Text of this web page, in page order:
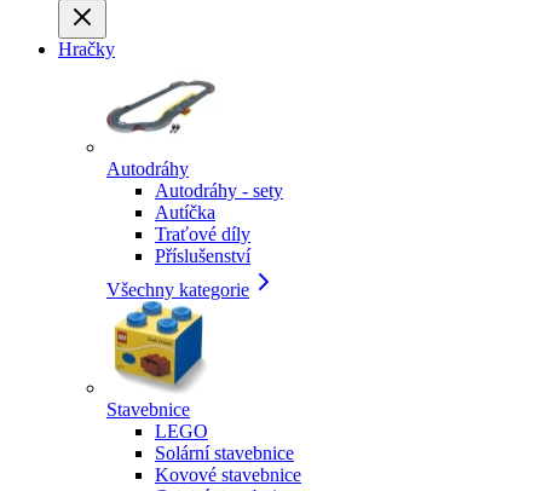
Hračky
Autodráhy
Autodráhy - sety
Autíčka
Traťové díly
Příslušenství
Všechny kategorie
Stavebnice
LEGO
Solární stavebnice
Kovové stavebnice